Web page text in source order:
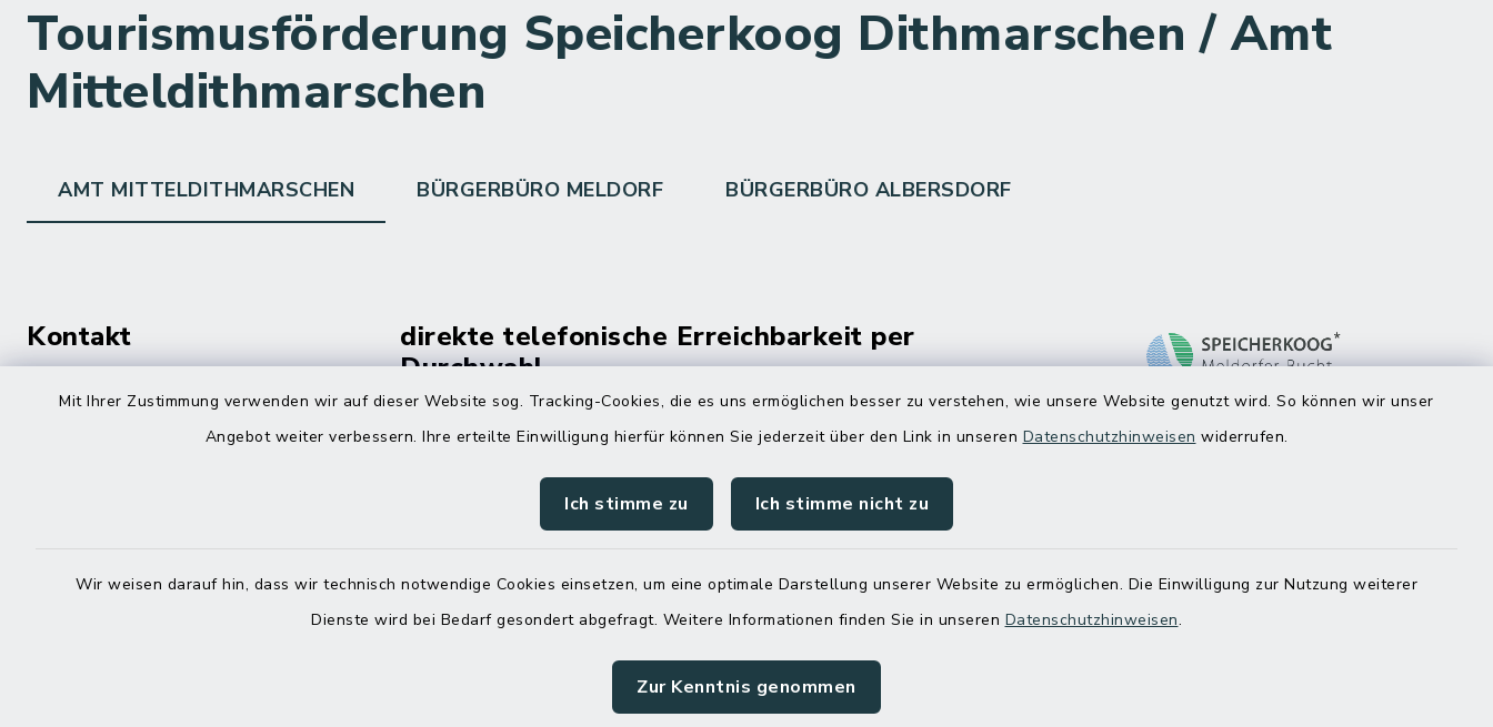
Mit Ihrer Zustimmung verwenden wir auf dieser Website sog. Tracking-Cookies, die es uns ermöglichen besser zu verstehen, wie unsere Website genutzt wird. So können wir unser
Angebot weiter verbessern. Ihre erteilte Einwilligung hierfür können Sie jederzeit über den Link in unseren Datenschutzhinweisen widerrufen.
Ich stimme zu Ich stimme nicht zu
Wir weisen darauf hin, dass wir technisch notwendige Cookies einsetzen, um eine optimale Darstellung unserer Website zu ermöglichen. Die Einwilligung zur Nutzung weiterer
Dienste wird bei Bedarf gesondert abgefragt. Weitere Informationen finden Sie in unseren Datenschutzhinweisen.
Zur Kenntnis genommen
Tourismusförderung Speicherkoog Dithmarschen / Amt
Mitteldithmarschen
AMT MITTELDITHMARSCHEN BÜRGERBÜRO MELDORF BÜRGERBÜRO ALBERSDORF
Kontakt
Roggenstraße 14
info@mitteldithmarschen.de
direkte telefonische Erreichbarkeit per
Durchwahl
Montag - Donnerstag
08:00 Uhr – 12:00 Uhr
08:00 Uhr – 12:00 Uhr
Online-Terminvereinbarung
Haben Sie ein dringendes Anliegen, finden aber online
keinen zeitnahen Termin? Rufen Sie uns gerne unter der